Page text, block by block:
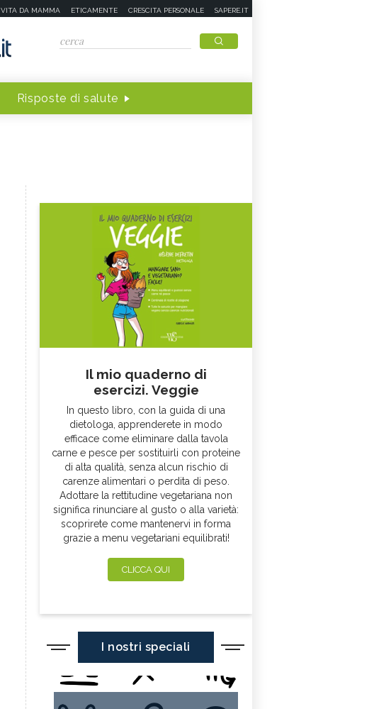
VITA DA MAMMA ETICAMENTE CRESCITA PERSONALE SAPERE.IT
Risposte di salute
Il mio quaderno di
esercizi. Veggie
In questo libro, con la guida di una
dietologa, apprenderete in modo
efficace come eliminare dalla tavola
carne e pesce per sostituirli con proteine
di alta qualità, senza alcun rischio di
carenze alimentari o perdita di peso.
Adottare la rettitudine vegetariana non
significa rinunciare al gusto o alla varietà:
scoprirete come mantenervi in forma
grazie a menu vegetariani equilibrati!
CLICCA QUI
I nostri speciali